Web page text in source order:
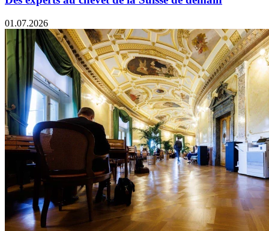
01.07.2026